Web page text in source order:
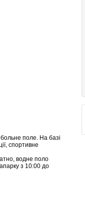
поле. На базі
спортивне
водне поло
з 10:00 до